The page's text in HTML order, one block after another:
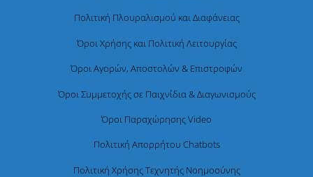
Πολιτική Πλουραλισμού και Διαφάνειας
Όροι Χρήσης και Πολιτική Λειτουργίας
Όροι Αγορών, Αποστολών & Επιστροφών
Όροι Συμμετοχής σε Παιχνίδια & Διαγωνισμούς
Όροι Παραχώρησης Video
Πολιτική Απορρήτου Chatbots
Πολιτική Χρήσης Τεχνητής Νοημοσύνης